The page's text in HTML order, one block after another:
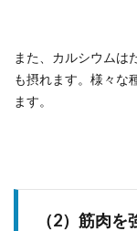
また、カルシウムは
も摂れます。様々な
ます。
（2）筋肉